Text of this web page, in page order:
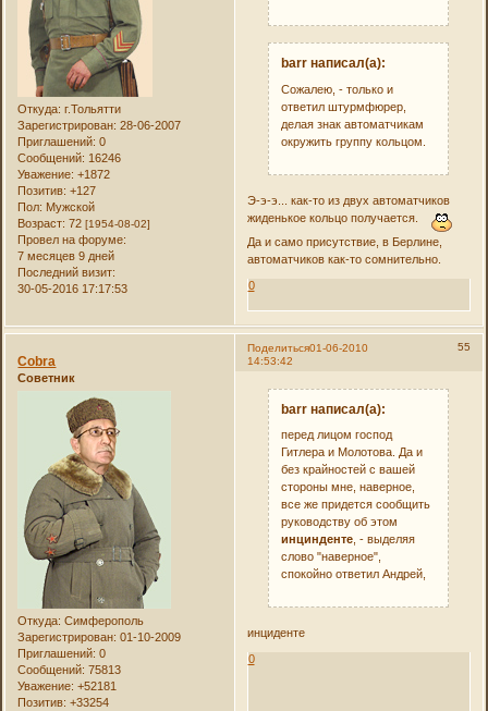
Откуда: г.Тольятти
Зарегистрирован: 28-06-2007
Приглашений: 0
Сообщений: 16246
Уважение: +1872
Позитив: +127
Пол: Мужской
Возраст: 72[1954-08-02]
Провел на форуме:
7 месяцев 9 дней
Последний визит:
30-05-2016 17:17:53
barr написал(а):
Сожалею, - только и
ответил штурмфюрер,
делая знак автоматчикам
окружить группу кольцом.
Э-э-э... как-то из двух автоматчиков
жиденькое кольцо получается.
Да и само присутствие, в Берлине,
автоматчиков как-то сомнительно.
0
Поделиться 55
01-06-2010
14:53:42
Cobra
Советник
Откуда: Симферополь
Зарегистрирован: 01-10-2009
Приглашений: 0
Сообщений: 75813
Уважение: +52181
Позитив: +33254
barr написал(а):
перед лицом господ
Гитлера и Молотова. Да и
без крайностей с вашей
стороны мне, наверное,
все же придется сообщить
руководству об этом
инцинденте , - выделяя
слово "наверное",
спокойно ответил Андрей,
инциденте
0